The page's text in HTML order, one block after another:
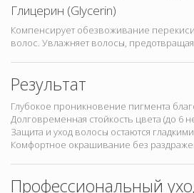
Глицерин (Glycerin)
Компенсирует обезвоживание
волос. Увлажняет волосы, предотвращая
Результат
Глубокое проникновение пигмента
Долговременная стойкость цвета (до 6
Защита и уход волосы остаются
Комфортное окрашивание без
Профессиональный